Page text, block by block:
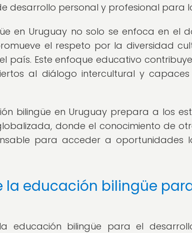
desarrollo personal y profesional para
en Uruguay no solo se enfoca en el
el respeto por la diversidad
país. Este enfoque educativo
al diálogo intercultural y
bilingüe en Uruguay prepara a los
donde el conocimiento de
para acceder a oportunidades
la educación bilingüe
educación bilingüe para el